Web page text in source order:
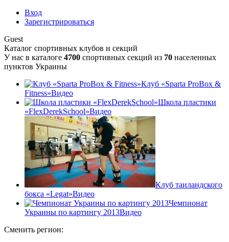
Вход
Зарегистрироваться
Guest
Каталог спортивных клубов и секций
У нас в каталоге 4700 спортивных секций из 70 населенных
пунктов Украины
Клуб «Sparta ProBox &
Fitness»Видео
Школа пластики
«FlexDerekSchool»Видео
Клуб таиландского
бокса «Legat»Видео
Чемпионат
Украины по картингу 2013Видео
Сменить регион: